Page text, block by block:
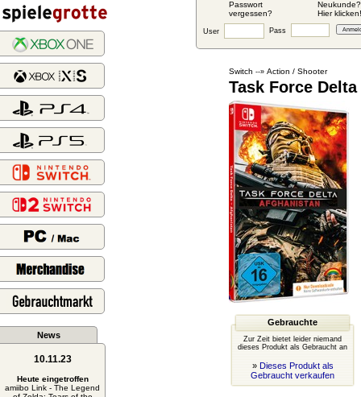
Passwort
vergessen?
Neukunde?
Hier klicken!
User Pass
News
10.11.23
Heute eingetroffen
amiibo Link - The Legend
Switch --» Action / Shooter
Task Force Delta
Gebrauchte
Zur Zeit bietet leider niemand
dieses Produkt als Gebraucht an
» Dieses Produkt als
Gebraucht verkaufen